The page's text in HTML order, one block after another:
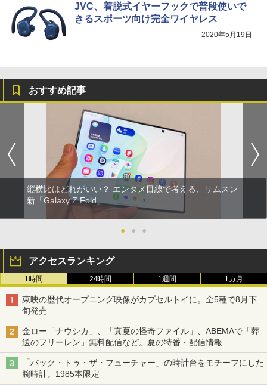
JVC、着脱式イヤーフックで普段使いで
きるスポーツ向け完全ワイヤレス
2020年5月19日
おすすめ記事
縦横比はどれがいい？ エンタメ目線で考える、サムスン
新「Galaxy Z Fold」
● ● ●
アクセスランキング
1時間 24時間 1週間 1カ月
東映の歴代オープニング映像がカプセルトイに。全5種で8月下
旬発売
金ロー「ナウシカ」、「真夏の怪奇ファイル」、ABEMAで「葬
送のフリーレン」無料配信など。夏の特番・配信情報
「バック・トゥ・ザ・フューチャー」の時計台をモチーフにした
腕時計。1985本限定